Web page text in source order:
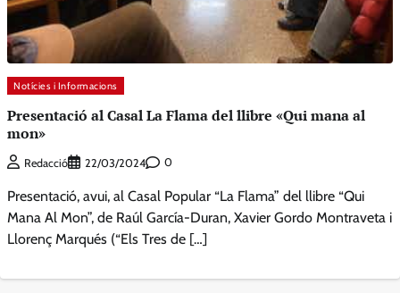
Notícies i Informacions
Presentació al Casal La Flama del llibre «Qui mana al
mon»
Redacció 22/03/2024 0
Presentació, avui, al Casal Popular “La Flama” del llibre “Qui
Mana Al Mon”, de Raúl García-Duran, Xavier Gordo Montraveta i
Llorenç Marqués (“Els Tres de […]